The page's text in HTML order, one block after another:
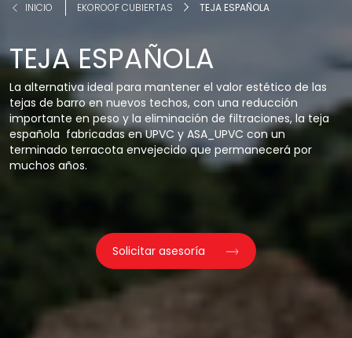
INICIO EKOROOF CUBIERTAS TEJA ESPAÑOLA
TEJA ESPAÑOLA
La alternativa ideal para mantener el valor estético de las
tejas de barro en nuevos techos, con una reducción
importante en peso y la eliminación de filtraciones, la teja
española fabricadas en UPVC y ASA_UPVC con un
terminado terracota envejecido que permanecerá por
muchos años.
Solicitar asesoría